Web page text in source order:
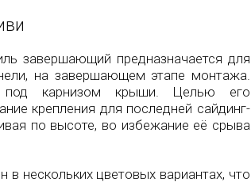
завершающий предназначается для
на завершающем этапе монтажа.
под карнизом крыши. Целью его
крепления для последней сайдинг-
по высоте, во избежание её срыва
нескольких цветовых вариантах, что